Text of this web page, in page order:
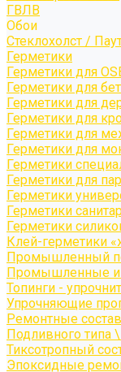
ГВЛВ
Обои
Стеклохолст /
Герметики
Герметики для
Герметики для
Герметики для
Герметики для
Герметики для
Герметики для
Герметики
Герметики для
Герметики
Герметики
Герметики
Клей-герметики
Промышленный
Промышленные и
Топинги -
Упрочняющие
Ремонтные
Подливного типа
Тиксотропный
Эпоксидные